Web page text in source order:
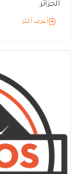
الجزائر
أعرف أكثر